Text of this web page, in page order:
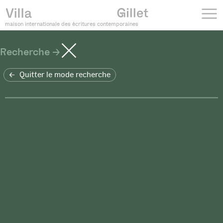
maison internationale des écritures contemporaines
Recherche
Quitter le mode recherche